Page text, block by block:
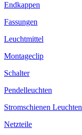
Endkappen
Fassungen
Leuchtmittel
Montageclip
Schalter
Pendelleuchten
Stromschienen Leuchten
Netzteile